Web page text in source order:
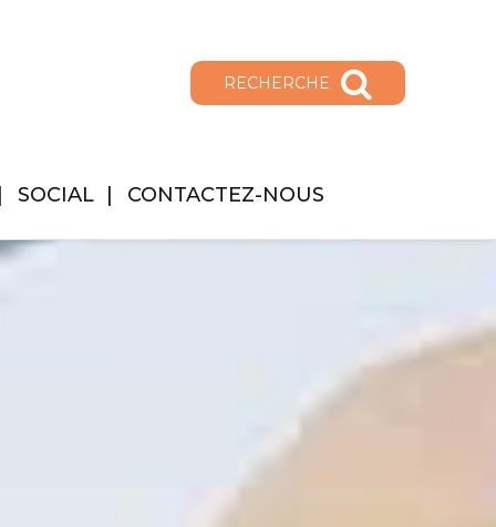
RECHERCHE
SOCIAL CONTACTEZ-NOUS